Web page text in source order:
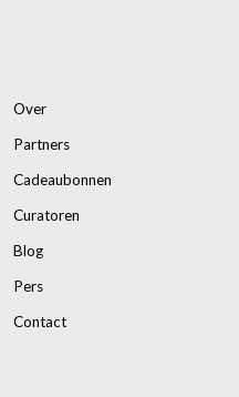
Over
Partners
Cadeaubonnen
Curatoren
Blog
Pers
Contact